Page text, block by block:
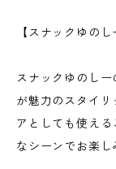
【スナックゆの
スナックゆのし
が魅力のスタイリ
アとしても使え
なシーンでお楽し